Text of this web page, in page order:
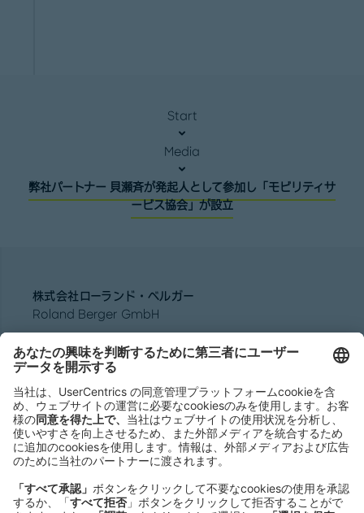
Start
Media
弊社パートナー 貝瀬斉が発起人として参加し「モビリティサ
ービス協会」が設立
株式会社ローランド ･ ベルガー
Roland Berger GmbH
80538 Munich
Germany
Phone:
+49 89 9230-0
Fax:
+49 89 9230-8202
Mail:
Send us a message
NEWSROOM